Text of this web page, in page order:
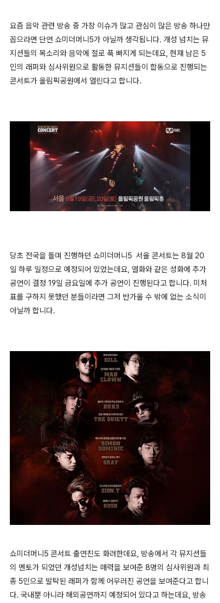
요즘 음악 관련 방송 중 가장 이슈가 많고 관심이 많은 방송 하나만
꼽으라면 단연 쇼미더머니5가 아닐까 생각됩니다. 개성 넘치는 뮤
지션들의 목소리와 음악에 절로 푹 빠지게 되는데요, 현재 남은 5
인의 래퍼와 심사위원으로 활동한 뮤지션들이 합동으로 진행되는
콘서트가 올림픽공원에서 열린다고 합니다.
당초 전국을 돌며 진행하던 쇼미더머니5 서울 콘서트는 8월 20
일 하루 일정으로 예정되어 있었는데요, 열화와 같은 성화에 추가
공연이 결정 19일 금요일에 추가 공연이 진행된다고 합니다. 미처
표를 구하지 못했던 분들이라면 그저 반가울 수 밖에 없는 소식이
아닐까 합니다.
쇼미더머니5 콘서트 출연진도 화려한데요, 방송에서 각 뮤지션들
의 멘토가 되었던 개성넘치는 매력을 보여준 8명의 심사위원과 최
종 5인으로 발탁된 래퍼가 함께 어우러진 공연을 보여준다고 합니
다. 국내뿐 아니라 해외공연까지 예정되어 있다고 하는데요, 방송